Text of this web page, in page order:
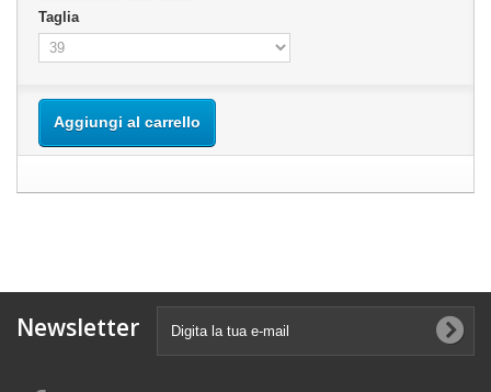
Taglia
Aggiungi al carrello
Newsletter